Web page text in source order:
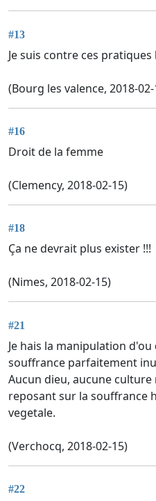
#13
Je suis contre ces
(Bourg les valence, 2018-
#16
Droit de la femme
(Clemency, 2018-02-15)
#18
Ça ne devrait plus exister !!!
(Nimes, 2018-02-15)
#21
Je hais la manipulation
souffrance parfaitement
Aucun dieu, aucune
reposant sur la souffrance
vegetale.
(Verchocq, 2018-02-15)
#22